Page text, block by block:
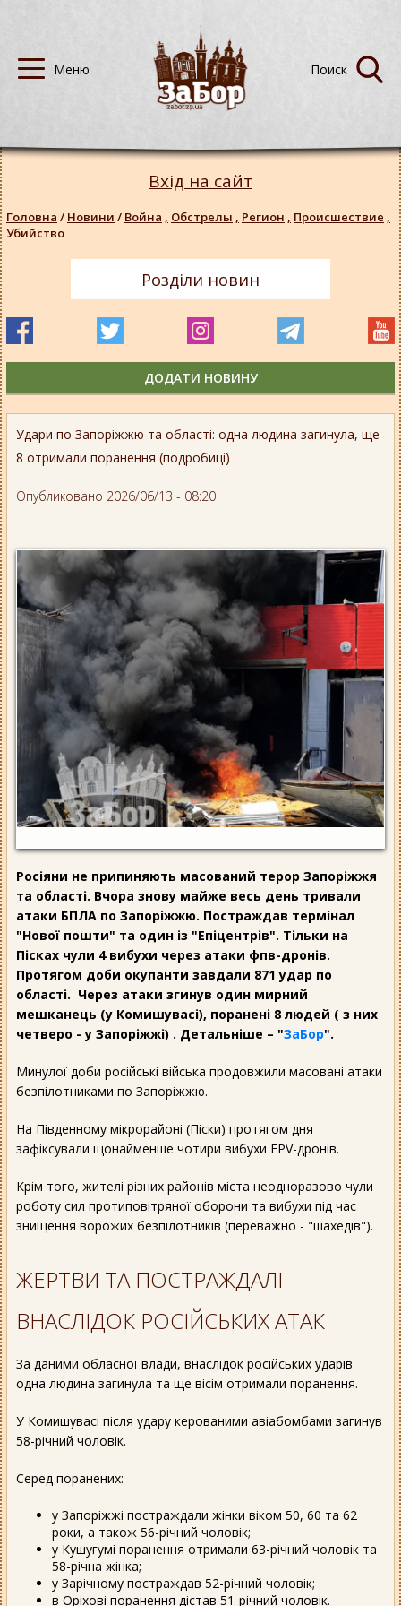
Удари по Запоріжжю та області: одна людина загинула, ще
8 отримали поранення (подробиці)
Опубликовано 2026/06/13 - 08:20
Росіяни не припиняють масований терор Запоріжжя
та області. Вчора знову майже весь день тривали
атаки БПЛА по Запоріжжю. Постраждав термінал
"Нової пошти" та один із "Епіцентрів". Тільки на
Пісках чули 4 вибухи через атаки фпв-дронів.
Протягом доби окупанти завдали 871 удар по
області. Через атаки згинув один мирний
мешканець (у Комишувасі), поранені 8 людей ( з них
четверо - у Запоріжжі) . Детальніше – "ЗаБор".
Минулої доби російські війська продовжили масовані атаки
безпілотниками по Запоріжжю.
На Південному мікрорайоні (Піски) протягом дня
зафіксували щонайменше чотири вибухи FPV-дронів.
Крім того, жителі різних районів міста неодноразово чули
роботу сил протиповітряної оборони та вибухи під час
знищення ворожих безпілотників (переважно - "шахедів").
ЖЕРТВИ ТА ПОСТРАЖДАЛІ
ВНАСЛІДОК РОСІЙСЬКИХ АТАК
За даними обласної влади, внаслідок російських ударів
одна людина загинула та ще вісім отримали поранення.
У Комишувасі після удару керованими авіабомбами загинув
58-річний чоловік.
Серед поранених:
у Запоріжжі постраждали жінки віком 50, 60 та 62
роки, а також 56-річний чоловік;
у Кушугумі поранення отримали 63-річний чоловік та
58-річна жінка;
у Зарічному постраждав 52-річний чоловік;
в Оріхові поранення дістав 51-річний чоловік.
Вхід на сайт
Головна / Новини / Война , Обстрелы , Регион , Происшествие ,
Убийство
Розділи новин
ДОДАТИ НОВИНУ